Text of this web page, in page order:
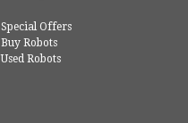
Special Offers
Buy Robots
Used Robots